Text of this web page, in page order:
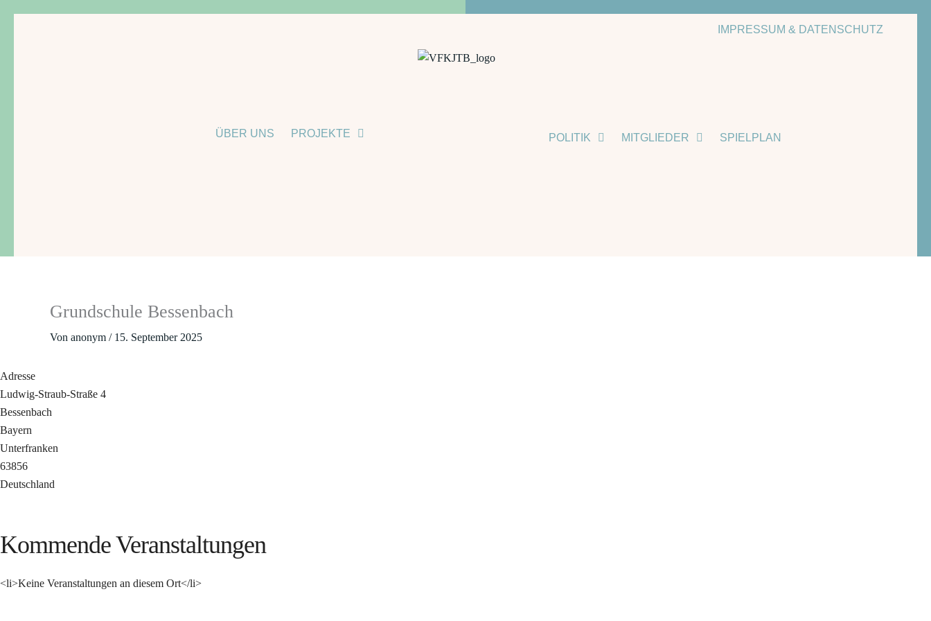
ÜBER UNS PROJEKTE
IMPRESSUM & DATENSCHUTZ
POLITIK MITGLIEDER SPIELPLAN
Grundschule Bessenbach
Von anonym / 15. September 2025
Adresse
Ludwig-Straub-Straße 4
Bessenbach
Bayern
Unterfranken
63856
Deutschland
Kommende Veranstaltungen
<li>Keine Veranstaltungen an diesem Ort</li>